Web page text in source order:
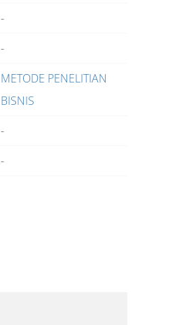
-
-
METODE PENELITIAN
BISNIS
-
-